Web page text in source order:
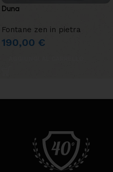
Duna
Fontane zen in pietra
190,00 €